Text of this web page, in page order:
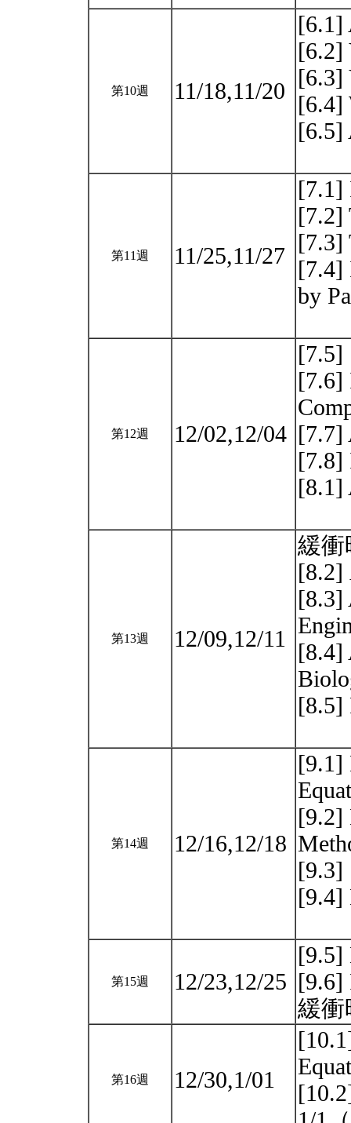
第10週 11/18,11/20
[6.1]
[6.2]
[6.3]
[6.5]
第11週 11/25,11/27
[7.1]
[7.2]
[7.3]
[7.4]
by
第12週 12/02,12/04
[7.5]
[7.6]
[7.7]
[7.8]
[8.1]
第13週 12/09,12/11
緩衝
[8.2]
[8.3]
[8.4]
第14週 12/16,12/18
[9.1]
[9.2]
[9.3]
[9.4]
第15週 12/23,12/25
[9.5]
[9.6]
緩
第16週 12/30,1/01